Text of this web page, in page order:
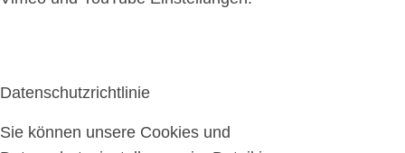
Datenschutzrichtlinie
Sie können unsere Cookies und